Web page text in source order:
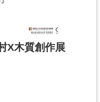
X木質創作展